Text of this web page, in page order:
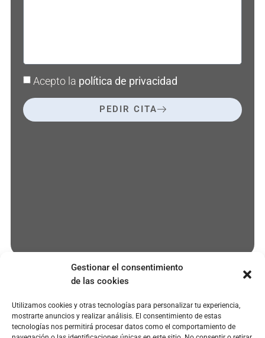
Gestionar el consentimiento
de las cookies
Utilizamos cookies y otras tecnologías para personalizar tu experiencia,
mostrarte anuncios y realizar análisis. El consentimiento de estas
tecnologías nos permitirá procesar datos como el comportamiento de
Acepto la política de privacidad
PEDIR CITA
paciente@clinicaoroa.com
EMPRESA
Quienes
somos
SERVICIOS
Microcarillas
dentales
POLÍTICAS
Aviso legal